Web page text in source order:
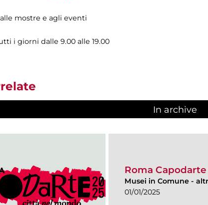
mostre e agli eventi
i giorni dalle 9.00 alle 19.00
In archive
Roma Capodarte
Musei in Comune -
01/01/2025